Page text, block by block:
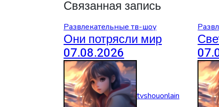
Связанная запись
Развлекательные тв-шоу
Они потрясли мир
07.08.2026
tvshouonlain